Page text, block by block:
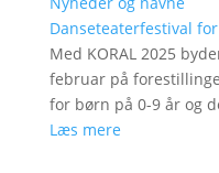
Danseteaterfestival
Med KORAL 2025
februar på
for børn på 0-9 år og
Læs mere